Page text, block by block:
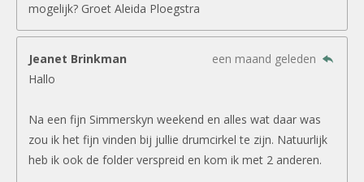
mogelijk? Groet Aleida Ploegstra
Jeanet Brinkman
een maand geleden
Hallo
Na een fijn Simmerskyn weekend en alles wat daar was
zou ik het fijn vinden bij jullie drumcirkel te zijn. Natuurlijk
heb ik ook de folder verspreid en kom ik met 2 anderen.